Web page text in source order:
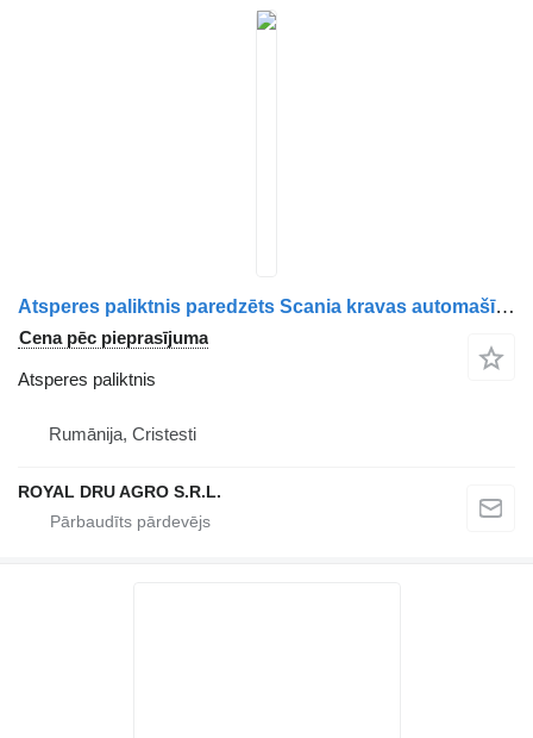
Atsperes paliktnis paredzēts Scania kravas automašīnas
Cena pēc pieprasījuma
Atsperes paliktnis
Rumānija, Cristesti
ROYAL DRU AGRO S.R.L.